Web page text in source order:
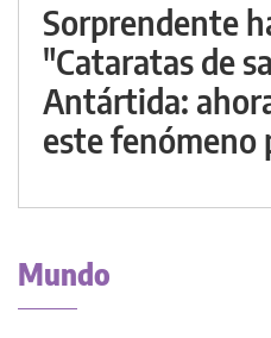
Sorprendente
"Cataratas de
Antártida:
este
Mundo